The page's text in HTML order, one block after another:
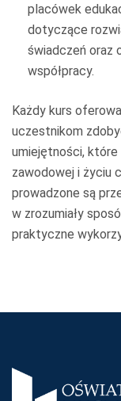
placówek
dotyczące
świadczeń oraz
współpracy.
Każdy kurs
uczestnikom
umiejętności,
zawodowej i życiu
prowadzone są
w zrozumiały
praktyczne